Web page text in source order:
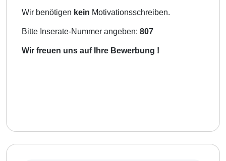
Wir benötigen kein Motivationsschreiben.
Bitte Inserate-Nummer angeben: 807
Wir freuen uns auf Ihre Bewerbung !